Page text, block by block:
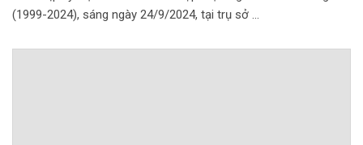
(1999-2024), sáng ngày 24/9/2024, tại trụ sở